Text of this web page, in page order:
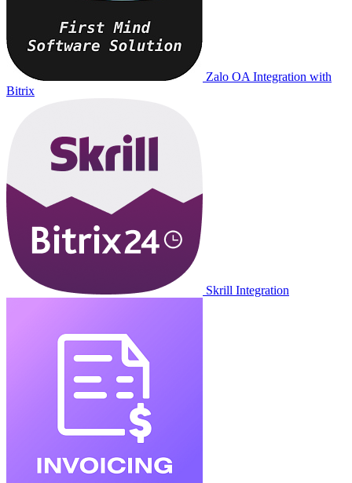
Zalo OA Integration with
Bitrix
Skrill Integration